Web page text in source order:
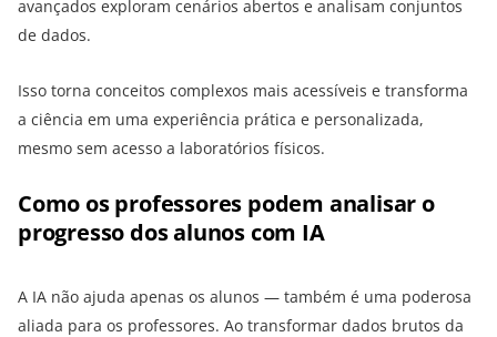
avançados exploram cenários abertos e analisam conjuntos
de dados.
Isso torna conceitos complexos mais acessíveis e transforma
a ciência em uma experiência prática e personalizada,
mesmo sem acesso a laboratórios físicos.
Como os professores podem analisar o
progresso dos alunos com IA
A IA não ajuda apenas os alunos — também é uma poderosa
aliada para os professores. Ao transformar dados brutos da